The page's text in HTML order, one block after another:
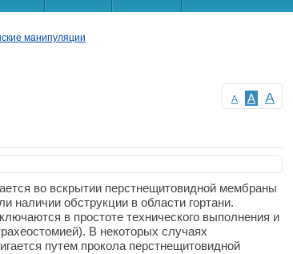
манипуляции
A A A
во вскрытии перстнещитовидной мембраны
наличии обструкции в области гортани.
в простоте технического выполнения и
В некоторых случаях
путем прокола перстнещитовидной